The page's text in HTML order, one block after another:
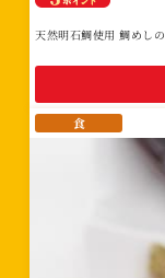
天然明石鯛使用 鯛めし
食